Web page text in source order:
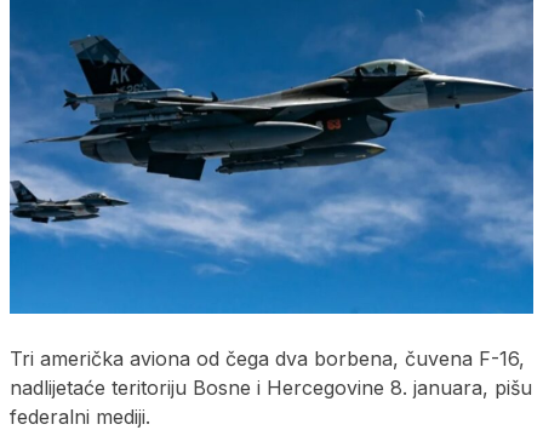
Tri američka aviona od čega dva borbena, čuvena F-16,
nadlijetaće teritoriju Bosne i Hercegovine 8. januara, pišu
federalni mediji.